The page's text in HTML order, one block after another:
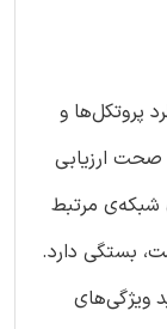
پروتکل‌ها و
صحت ارزیابی
شبکه‌ی مرتبط
بستگی دارد.
ویژگی‌های